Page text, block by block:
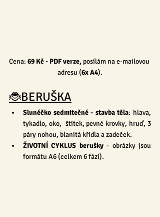
Cena: 69 Kč - PDF verze, posílám na e-mailovou
adresu (6x A4).
🐞BERUŠKA
Slunéčko sedmitečné - stavba těla: hlava,
tykadlo, oko,  štítek, pevné krovky, hruď, 3
páry nohou, blanitá křídla a zadeček.
ŽIVOTNÍ CYKLUS berušky - obrázky jsou
formátu A6 (celkem 6 fází).